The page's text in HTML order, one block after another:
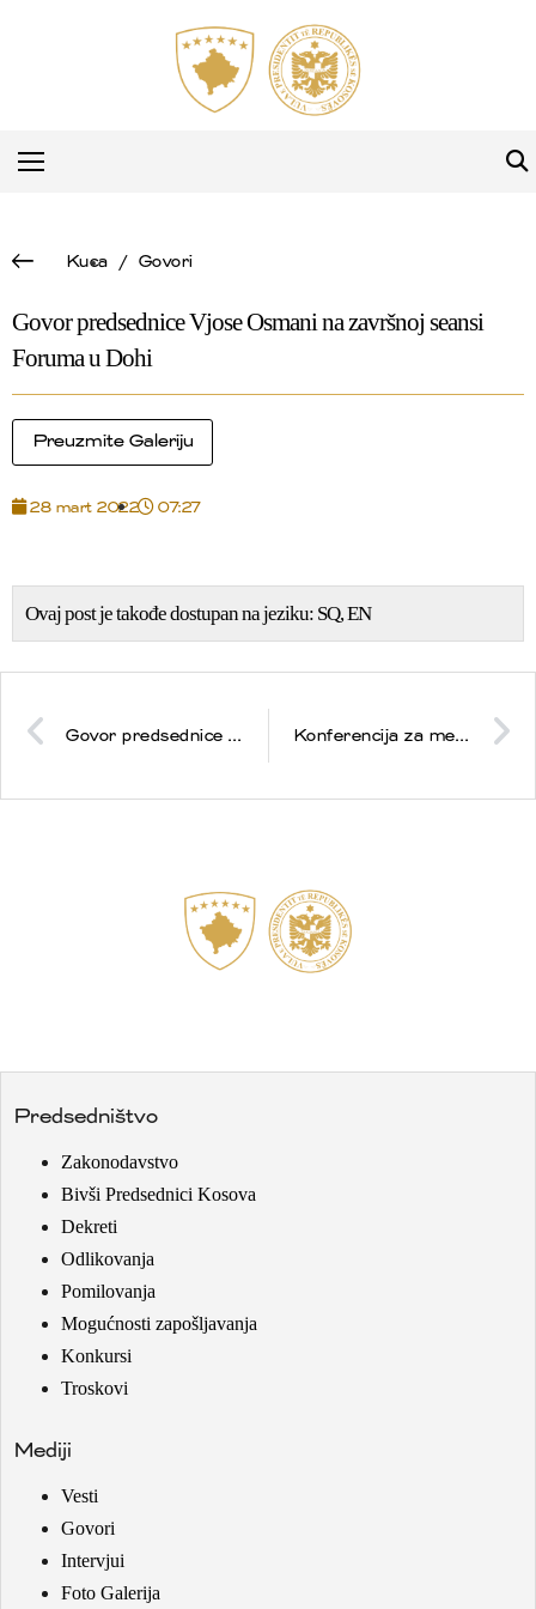
Kuca/ Govori
Govor predsednice Vjose Osmani na završnoj seansi
Foruma u Dohi
Preuzmite Galeriju
28 mart 2022 07:27
Ovaj post je takođe dostupan na jeziku: SQ EN
Govor predsednice Osmani povodom obeležavanja Međunarodnog dana šuma Konferencija za medije predsednice Osmani na godišnjicu izbora
Predsedništvo
Zakonodavstvo
Bivši Predsednici Kosova
Dekreti
Odlikovanja
Pomilovanja
Mogućnosti zapošljavanja
Konkursi
Troskovi
Mediji
Vesti
Govori
Intervjui
Foto Galerija